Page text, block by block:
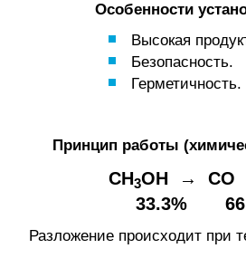
Особенности
Высокая
Безопасность.
Герметичность.
Принцип работы
CH3OH → CO
33.3%
Разложение происходит при